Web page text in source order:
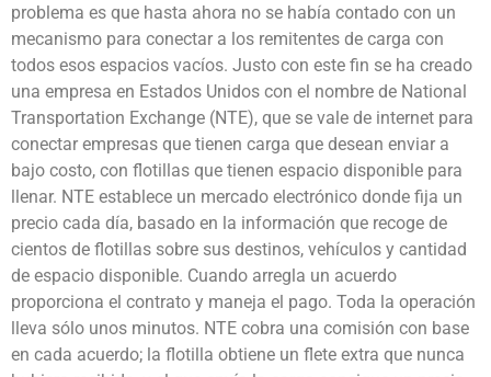
problema es que hasta ahora no se había contado con un
mecanismo para conectar a los remitentes de carga con
todos esos espacios vacíos. Justo con este fin se ha creado
una empresa en Estados Unidos con el nombre de National
Transportation Exchange (NTE), que se vale de internet para
conectar empresas que tienen carga que desean enviar a
bajo costo, con flotillas que tienen espacio disponible para
llenar. NTE establece un mercado electrónico donde fija un
precio cada día, basado en la información que recoge de
cientos de flotillas sobre sus destinos, vehículos y cantidad
de espacio disponible. Cuando arregla un acuerdo
proporciona el contrato y maneja el pago. Toda la operación
lleva sólo unos minutos. NTE cobra una comisión con base
en cada acuerdo; la flotilla obtiene un flete extra que nunca